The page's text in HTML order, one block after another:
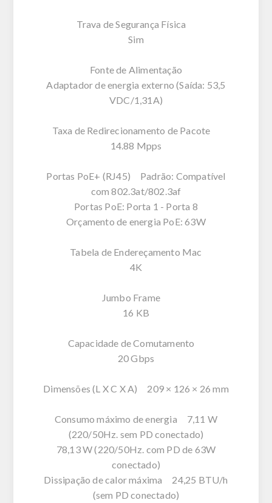
Trava de Segurança Física
Sim
Fonte de Alimentação
Adaptador de energia externo (Saída: 53,5
VDC/1,31A)
Taxa de Redirecionamento de Pacote
14.88 Mpps
Portas PoE+ (RJ45) Padrão: Compatível
com 802.3at/802.3af
Portas PoE: Porta 1 - Porta 8
Orçamento de energia PoE: 63W
Tabela de Endereçamento Mac
4K
Jumbo Frame
16 KB
Capacidade de Comutamento
20 Gbps
Dimensões (L X C X A) 209 × 126 × 26 mm
Consumo máximo de energia 7,11 W
(220/50Hz. sem PD conectado)
78,13 W (220/50Hz. com PD de 63W
conectado)
Dissipação de calor máxima 24,25 BTU/h
(sem PD conectado)